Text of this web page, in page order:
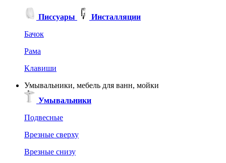
Писсуары
Инсталляции
Бачок
Рама
Клавиши
Умывальники, мебель для ванн, мойки
Умывальники
Подвесные
Врезные сверху
Врезные снизу